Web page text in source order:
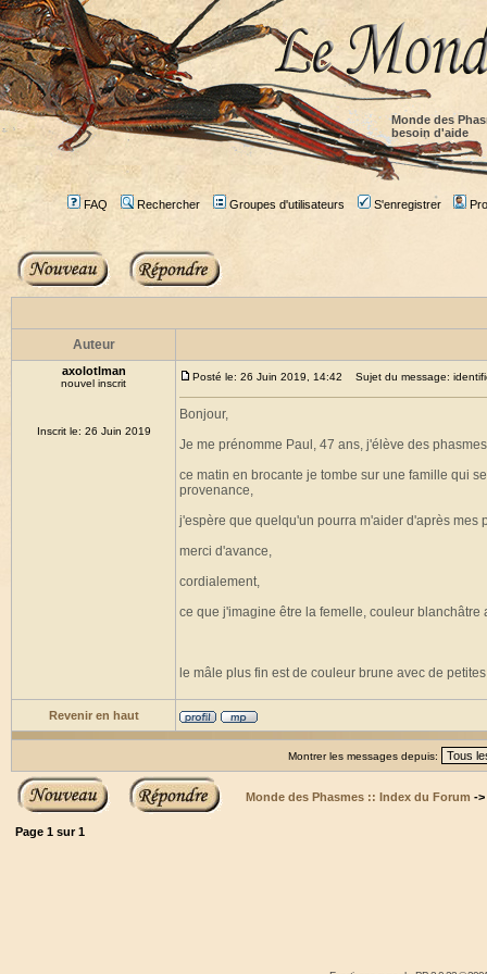
Monde des
besoin d'aide
FAQ Rechercher Groupes d'utilisateurs S'enregistrer
Auteur
axolotlman
nouvel inscrit
Inscrit le: 26 Juin 2019
Posté le: 26 Juin 2019, 14:42 Sujet du message:
Bonjour,
Je me prénomme Paul, 47 ans, j'élève des
ce matin en brocante je tombe sur une famille qui
provenance,
j'espère que quelqu'un pourra m'aider d'après mes
merci d'avance,
cordialement,
ce que j'imagine être la femelle, couleur
le mâle plus fin est de couleur brune avec de
Revenir en haut
Montrer les messages depuis:
Monde des Phasmes :: Index du Forum ->
Page 1 sur1